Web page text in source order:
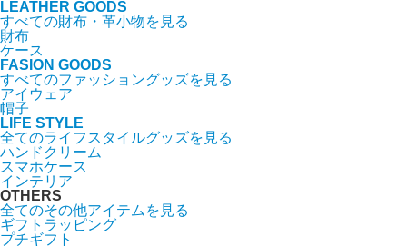
LEATHER GOODS
すべての財布・革小物を見る
財布
ケース
FASION GOODS
すべてのファッショングッズを見る
アイウェア
帽子
LIFE STYLE
全てのライフスタイルグッズを見る
ハンドクリーム
スマホケース
インテリア
OTHERS
全てのその他アイテムを見る
ギフトラッピング
プチギフト